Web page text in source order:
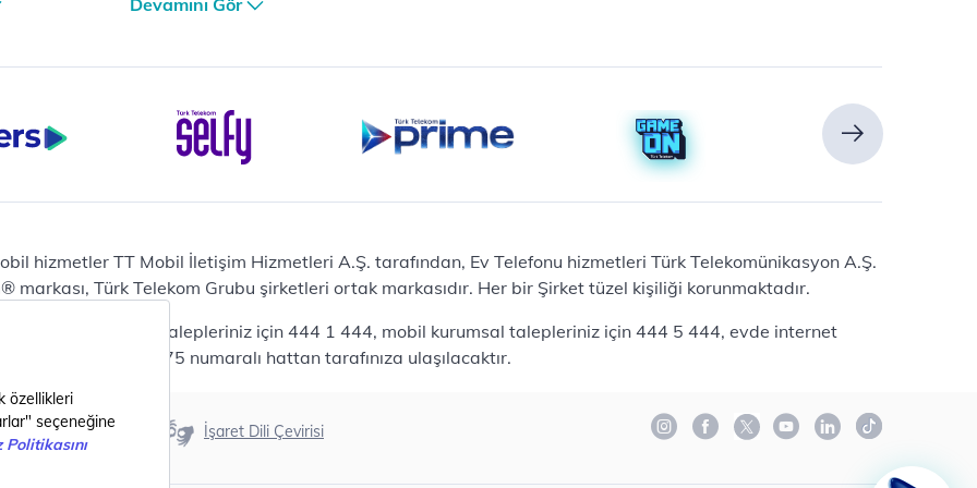
Casper Nirvana C370
Notebook
Ev Telefonu
Panasonic TGB610
Modem ve Wi-Fi
Zyxel DX3300 Wi-Fi 6
Premium VDSL Modem
Samsung Buds2 Pro
Samsung Galaxy Watch 6
Devamını Gör
hizmetler TT Mobil İletişim Hizmetleri A.Ş. tarafından, Ev Telefonu hizmetleri Türk Telekomünikasyon A.Ş.
markası, Türk Telekom Grubu şirketleri ortak markasıdır. Her bir Şirket tüzel kişiliği korunmaktadır.
mobil bireysel talepleriniz için 444 1 444, mobil kurumsal talepleriniz için 444 5 444, evde internet
için 444 0375 numaralı hattan tarafınıza ulaşılacaktır.
Erişilebilirlik İşaret Dili Çevirisi